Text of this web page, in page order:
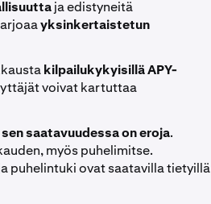
ja edistyneitä
yksinkertaistetun
kilpailukykyisillä APY-
voivat kartuttaa
saatavuudessa on eroja.
myös puhelimitse.
puhelintuki ovat saatavilla tietyillä